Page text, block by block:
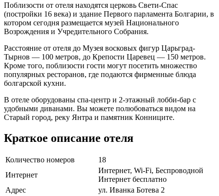
Поблизости от отеля находятся церковь Свети-Спас
(постройки 16 века) и здание Первого парламента Болгарии, в
котором сегодня размещается музей Национального
Возрождения и Учредительного Собрания.
Расстояние от отеля до Музея восковых фигур Царьград-
Тырнов — 100 метров, до Крепости Царевец — 150 метров.
Кроме того, поблизости гости могут посетить множество
популярных ресторанов, где подаются фирменные блюда
болгарской кухни.
В отеле оборудованы спа-центр и 2-этажный лобби-бар с
удобными диванами. Вы можете полюбоваться видом на
Старый город, реку Янтра и памятник Конниците.
Краткое описание отеля
Количество номеров
18
Интернет
Интернет, Wi-Fi, Беспроводной
Интернет бесплатно
Адрес
ул. Иванка Ботева 2